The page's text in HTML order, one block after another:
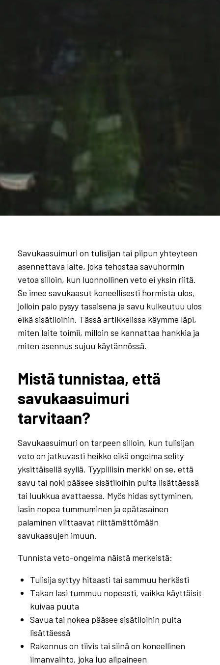
Mikä on savukaasuimuri ja
milloin sitä tarvitaan?
Savukaasuimuri on tulisijan tai piipun yhteyteen
asennettava laite, joka tehostaa savuhormin
vetoa silloin, kun luonnollinen veto ei yksin riitä.
Se imee savukaasut koneellisesti hormista ulos,
jolloin palo pysyy tasaisena ja savu kulkeutuu ulos
eikä sisätiloihin. Tässä artikkelissa käymme läpi,
miten laite toimii, milloin se kannattaa hankkia ja
miten asennus sujuu käytännössä.
Mistä tunnistaa, että
savukaasuimuri
tarvitaan?
Savukaasuimuri on tarpeen silloin, kun tulisijan
veto on jatkuvasti heikko eikä ongelma selity
yksittäisellä syyllä. Tyypillisin merkki on se, että
savu tai noki pääsee sisätiloihin puita lisättäessä
tai luukkua avattaessa. Myös hidas syttyminen,
lasin nopea tummuminen ja epätasainen
palaminen viittaavat riittämättömään
savukaasujen imuun.
Tunnista veto-ongelma näistä merkeistä:
Tulisija syttyy hitaasti tai sammuu herkästi
Takan lasi tummuu nopeasti, vaikka käyttäisit
kuivaa puuta
Savua tai nokea pääsee sisätiloihin puita
lisättäessä
Rakennus on tiivis tai siinä on koneellinen
ilmanvaihto, joka luo alipaineen